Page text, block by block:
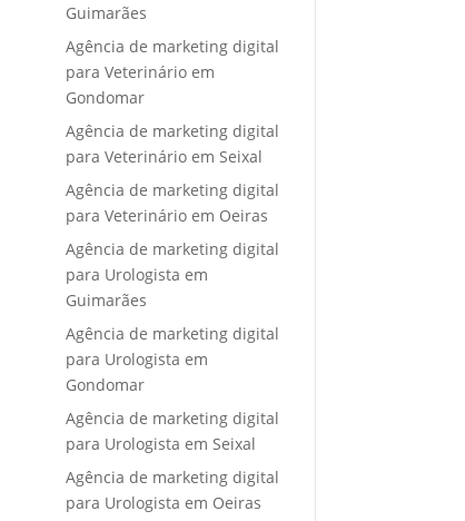
Guimarães
Agência de marketing digital
para Veterinário em
Gondomar
Agência de marketing digital
para Veterinário em Seixal
Agência de marketing digital
para Veterinário em Oeiras
Agência de marketing digital
para Urologista em
Guimarães
Agência de marketing digital
para Urologista em
Gondomar
Agência de marketing digital
para Urologista em Seixal
Agência de marketing digital
para Urologista em Oeiras